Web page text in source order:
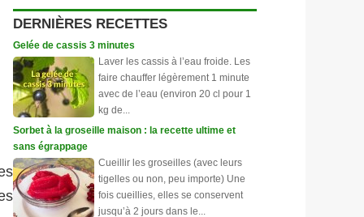
DERNIÈRES RECETTES
Gelée de cassis 3 minutes
Laver les cassis à l’eau froide. Les
faire chauffer légèrement 1 minute
avec de l’eau (environ 20 cl pour 1
kg de...
Sorbet à la groseille maison : la recette ultime et
sans égrappage
Cueillir les groseilles (avec leurs
tigelles ou non, peu importe) Une
fois cueillies, elles se conservent
jusqu’à 2 jours dans le...